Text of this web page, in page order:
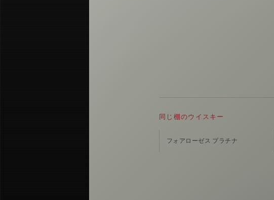
同じ棚のウイスキー
フォアローゼス プラチナ